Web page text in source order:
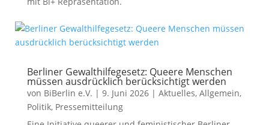
Berliner Gewalthilfegesetz: Queere Menschen
müssen ausdrücklich berücksichtigt werden
von BiBerlin e.V. | 9. Juni 2026| Aktuelles, Allgemein,
Politik, Pressemitteilung